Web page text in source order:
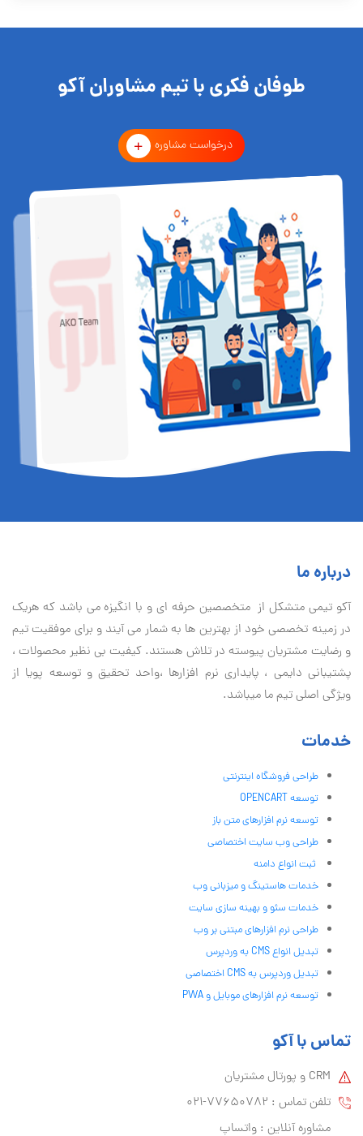
طوفان فکری با تیم مشاوران آکو
درخواست مشاوره
درباره ما
آكو تيمی متشکل از متخصصین حرفه ای و با انگیزه می باشد که هریک
در زمینه تخصصی خود از بهترین ها به شمار می آیند و برای موفقیت تيم
و رضایت مشتریان پیوسته در تلاش هستند. کیفیت بی نظير محصولات ،
پشتیبانی دايمی ، پایداری نرم افزارها ،واحد تحقیق و توسعه پویا از
ویژگی اصلی تیم ما میباشد.
خدمات
طراحی فروشگاه اینترنتی
توسعه OPENCART
توسعه نرم افزارهای متن باز
طراحی وب سایت اختصاصی
ثبت انواع دامنه
خدمات هاستینگ و میزبانی وب
خدمات سئو و بهینه سازی سایت
طراحی نرم افزارهای مبتنی بر وب
تبدیل انواع CMS به وردپرس
تبدیل وردپرس به CMS اختصاصی
توسعه نرم افزارهای موبایل و PWA
تماس با آکو
CRM و پورتال مشتریان
تلفن تماس :‌ 77650782-021
مشاوره آنلاین : واتساپ